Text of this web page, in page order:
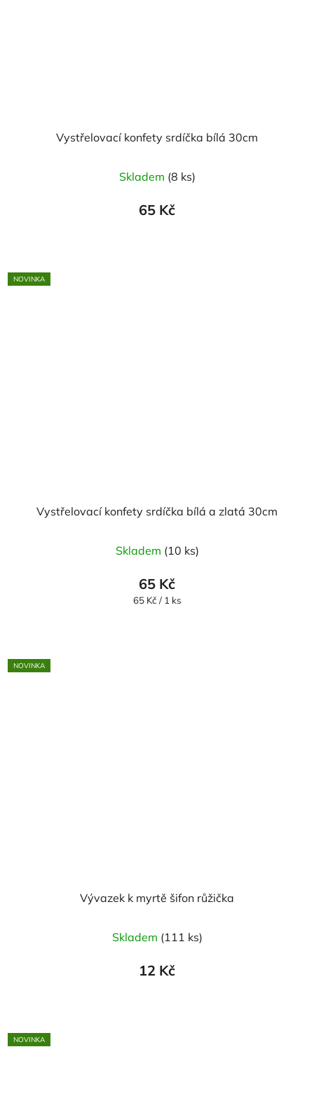
Vystřelovací konfety srdíčka bílá 30cm
Skladem (8 ks)
65 Kč
NOVINKA
Vystřelovací konfety srdíčka bílá a zlatá 30cm
Skladem (10 ks)
65 Kč
Měrná
65 Kč / 1 ks
NOVINKA
Vývazek k myrtě šifon růžička
Skladem (111 ks)
12 Kč
NOVINKA